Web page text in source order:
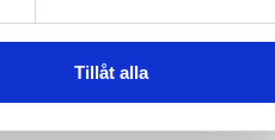
Tillåt alla